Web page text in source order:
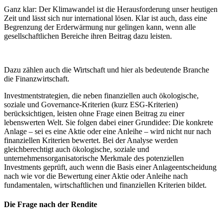
Ganz klar: Der Klimawandel ist die Herausforderung unser heutigen
Zeit und lässt sich nur international lösen. Klar ist auch, dass eine
Begrenzung der Erderwärmung nur gelingen kann, wenn alle
gesellschaftlichen Bereiche ihren Beitrag dazu leisten.
Dazu zählen auch die Wirtschaft und hier als bedeutende Branche
die Finanzwirtschaft.
Investmentstrategien, die neben finanziellen auch ökologische,
soziale und Governance-Kriterien (kurz ESG-Kriterien)
berücksichtigen, leisten ohne Frage einen Beitrag zu einer
lebenswerten Welt. Sie folgen dabei einer Grundidee: Die konkrete
Anlage – sei es eine Aktie oder eine Anleihe – wird nicht nur nach
finanziellen Kriterien bewertet. Bei der Analyse werden
gleichberechtigt auch ökologische, soziale und
unternehmensorganisatorische Merkmale des potenziellen
Investments geprüft, auch wenn die Basis einer Anlageentscheidung
nach wie vor die Bewertung einer Aktie oder Anleihe nach
fundamentalen, wirtschaftlichen und finanziellen Kriterien bildet.
Die Frage nach der Rendite